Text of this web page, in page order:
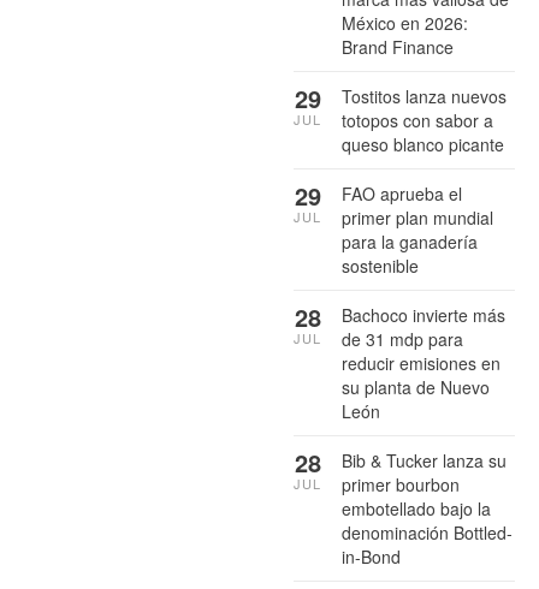
México en 2026:
Brand Finance
Tostitos lanza nuevos
totopos con sabor a
queso blanco picante
29
JUL
FAO aprueba el
primer plan mundial
para la ganadería
sostenible
29
JUL
Bachoco invierte más
de 31 mdp para
reducir emisiones en
su planta de Nuevo
León
28
JUL
Bib & Tucker lanza su
primer bourbon
embotellado bajo la
denominación Bottled-
in-Bond
28
JUL